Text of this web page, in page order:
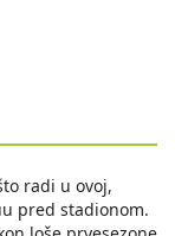
radi u ovoj,
pred stadionom.